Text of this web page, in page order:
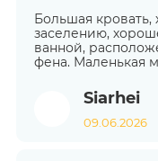
Большая
заселению,
ванной,
фена. Маленькая
Siarhei
09.06.2026